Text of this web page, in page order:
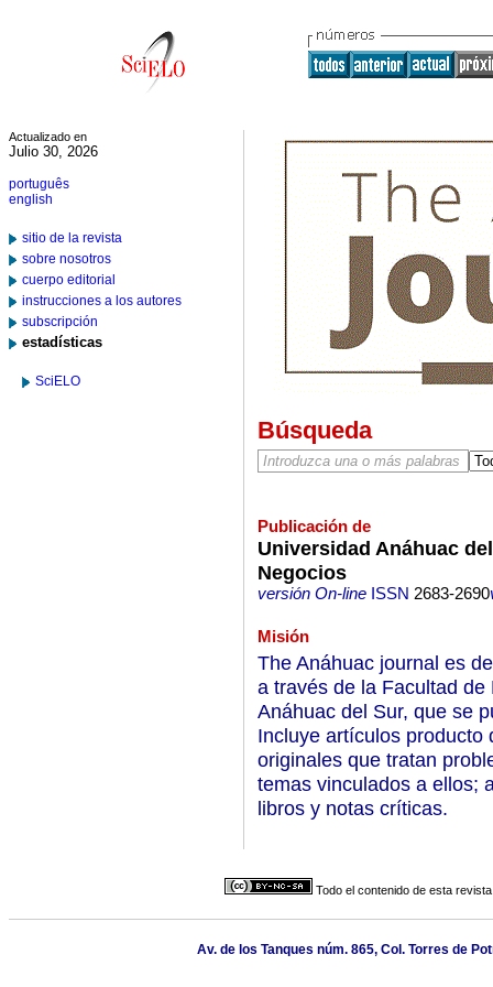
Actualizado en
Julio 30, 2026
português
english
sitio de la revista
sobre nosotros
cuerpo editorial
instrucciones a los autores
subscripción
estadísticas
SciELO
Búsqueda
Publicación de
Universidad Anáhuac
Negocios
versión On-lineISSN 2683-2690
Misión
The Anáhuac journal es
a través de la Facultad
Anáhuac del Sur, que se
Incluye artículos producto
originales que tratan
temas vinculados a ellos;
libros y notas críticas.
Todo el contenido de esta
Av. de los Tanques núm. 865, Col. Torres de